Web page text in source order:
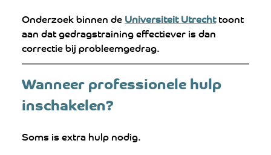
Onderzoek binnen de Universiteit Utrecht toont
aan dat gedragstraining effectiever is dan
correctie bij probleemgedrag.
Wanneer professionele hulp
inschakelen?
Soms is extra hulp nodig.